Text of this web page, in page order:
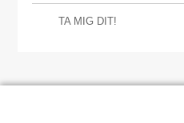
TA MIG DIT!